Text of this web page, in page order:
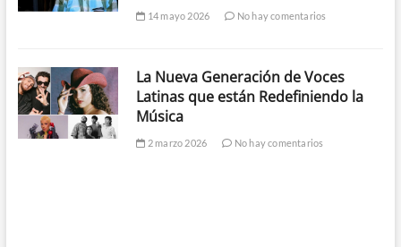
14 mayo 2026 No hay comentarios
La Nueva Generación de Voces
Latinas que están Redefiniendo la
Música
2 marzo 2026 No hay comentarios